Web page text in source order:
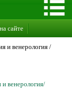
сайте
и венерология /
и венерология/